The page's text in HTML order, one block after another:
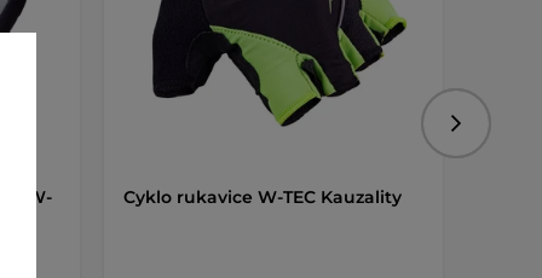
W-
Cyklo rukavice W-TEC Kauzality